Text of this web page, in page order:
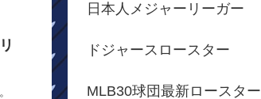
日本人メジャーリーガー
ドジャースロースター
MLB30球団最新ロースター